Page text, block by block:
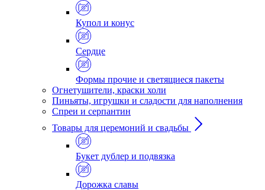
Купол и конус
Сердце
Формы прочие и светящиеся пакеты
Огнетушители, краски холи
Пиньяты, игрушки и сладости для наполнения
Спреи и серпантин
Товары для церемоний и свадьбы
Букет дублер и подвязка
Дорожка славы